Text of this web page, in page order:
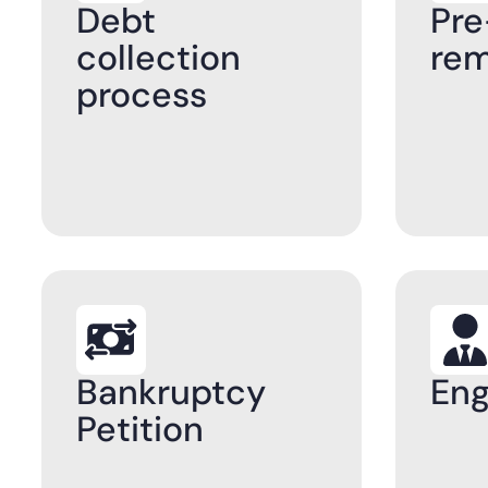
Debt
collection
process
Bankruptcy
Petition